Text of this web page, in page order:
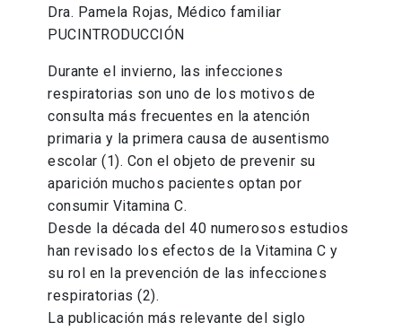
Dra. Pamela Rojas, Médico familiar
PUCINTRODUCCIÓN
Durante el invierno, las infecciones
respiratorias son uno de los motivos de
consulta más frecuentes en la atención
primaria y la primera causa de ausentismo
escolar (1). Con el objeto de prevenir su
aparición muchos pacientes optan por
consumir Vitamina C.
Desde la década del 40 numerosos estudios
han revisado los efectos de la Vitamina C y
su rol en la prevención de las infecciones
respiratorias (2).
La publicación más relevante del siglo